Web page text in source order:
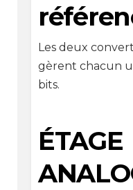
Les deux
gèrent chacun
bits.
ÉTAGE